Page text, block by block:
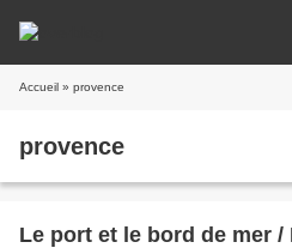
Accueil » provence
provence
Le port et le bord de mer /